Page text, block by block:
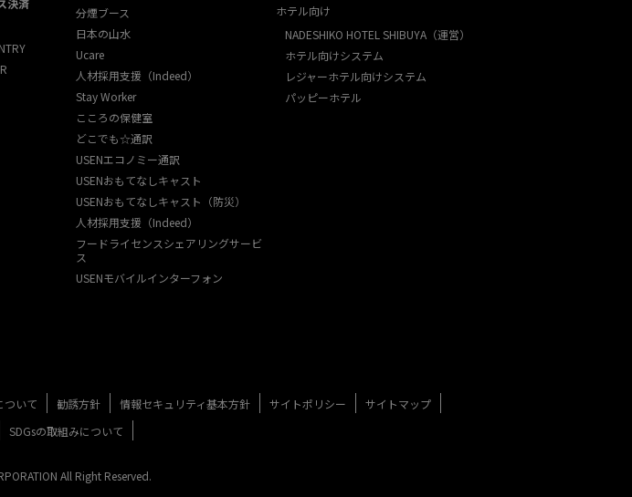
決済
分煙ブース
日本の山水
Ucare
人材採用支援（Indeed）
Stay Worker
こころの保健室
どこでも☆通訳
USENエコノミー通訳
USENおもてなしキャスト
USENおもてなしキャスト（防災）
人材採用支援（Indeed）
フードライセンスシェアリングサービ
ス
USENモバイルインターフォン
ホテル向け
NADESHIKO HOTEL SHIBUYA（運営）
ホテル向けシステム
レジャーホテル向けシステム
パッピーホテル
ついて 勧誘方針 情報セキュリティ基本方針 サイトポリシー
サイトマップ
SDGsの取組みについて
All Right Reserved.